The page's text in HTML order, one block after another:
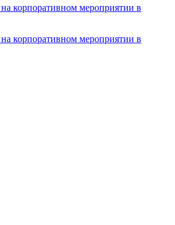
корпоративном мероприятии в
корпоративном мероприятии в